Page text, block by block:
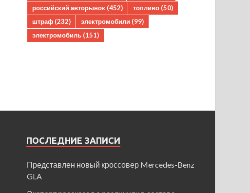
российский авторынок (452) топливо (50)
штраф (232) электромобили (99)
электромобиль (151)
ПОСЛЕДНИЕ ЗАПИСИ
Представлен новый кроссовер Mercedes-Benz
GLA